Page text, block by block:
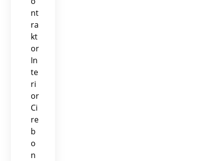
nt
ra
kt
or
In
te
ri
or
Ci
re
b
o
n